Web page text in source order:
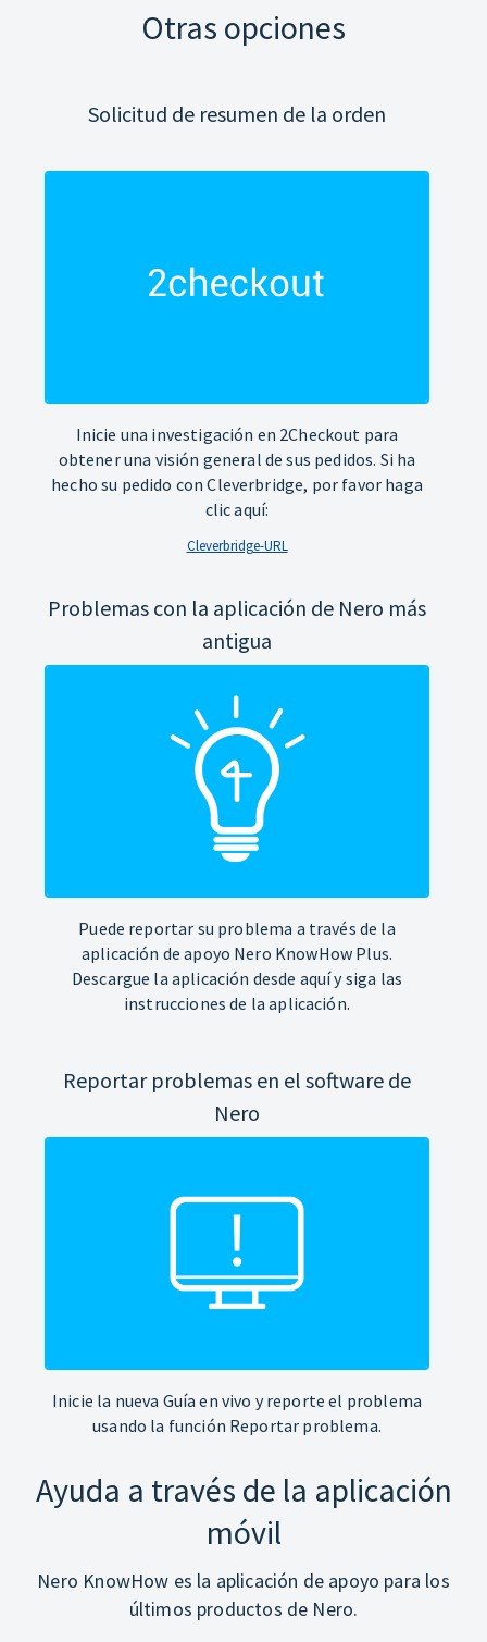
Otras opciones
Solicitud de resumen de la orden
Inicie una investigación en 2Checkout para
obtener una visión general de sus pedidos. Si ha
hecho su pedido con Cleverbridge, por favor haga
clic aquí:
Cleverbridge-URL
Problemas con la aplicación de Nero más
antigua
Puede reportar su problema a través de la
aplicación de apoyo Nero KnowHow Plus.
Descargue la aplicación desde aquí y siga las
instrucciones de la aplicación.
Reportar problemas en el software de
Nero
Inicie la nueva Guía en vivo y reporte el problema
usando la función Reportar problema.
Ayuda a través de la aplicación
móvil
Nero KnowHow es la aplicación de apoyo para los
últimos productos de Nero.